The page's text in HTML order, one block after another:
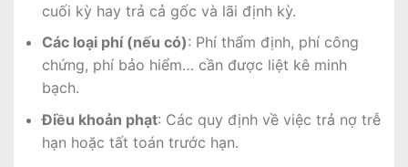
cuối kỳ hay trả cả gốc và lãi định kỳ.
Các loại phí (nếu có): Phí thẩm định, phí công
chứng, phí bảo hiểm… cần được liệt kê minh
bạch.
Điều khoản phạt: Các quy định về việc trả nợ trễ
hạn hoặc tất toán trước hạn.